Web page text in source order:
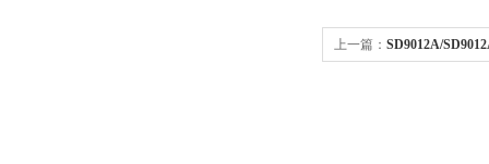
上一篇： SD9012A/